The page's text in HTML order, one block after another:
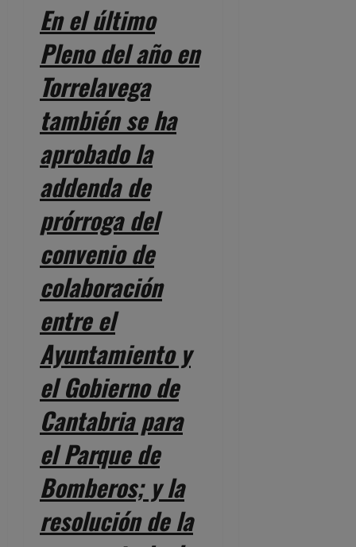
En el último
Pleno del año en
Torrelavega
también se ha
aprobado la
addenda de
prórroga del
convenio de
colaboración
entre el
Ayuntamiento y
el Gobierno de
Cantabria para
el Parque de
Bomberos; y la
resolución de la